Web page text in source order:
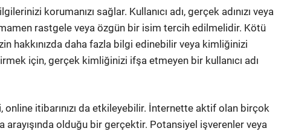
korumanızı sağlar. Kullanıcı adı, gerçek adınızı veya
rastgele veya özgün bir isim tercih edilmelidir. Kötü
hakkınızda daha fazla bilgi edinebilir veya kimliğinizi
için, gerçek kimliğinizi ifşa etmeyen bir kullanıcı adı
online itibarınızı da etkileyebilir. İnternette aktif olan birçok
arayışında olduğu bir gerçektir. Potansiyel işverenler veya